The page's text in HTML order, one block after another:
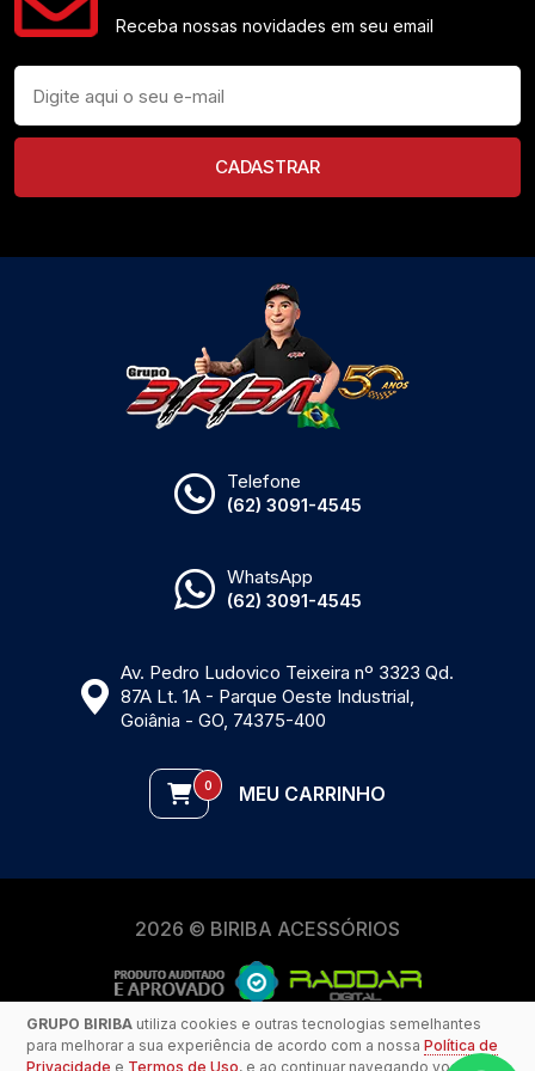
GRUPO BIRIBA utiliza cookies e outras tecnologias semelhantes
para melhorar a sua experiência de acordo com a nossa Política de
Privacidade e Termos de Uso, e ao continuar navegando você
Receba nossas novidades em seu email
CADASTRAR
Telefone
(62) 3091-4545
WhatsApp
(62) 3091-4545
Av. Pedro Ludovico Teixeira nº 3323 Qd.
87A Lt. 1A - Parque Oeste Industrial,
Goiânia - GO, 74375-400
0 MEU CARRINHO
2026 © BIRIBA ACESSÓRIOS